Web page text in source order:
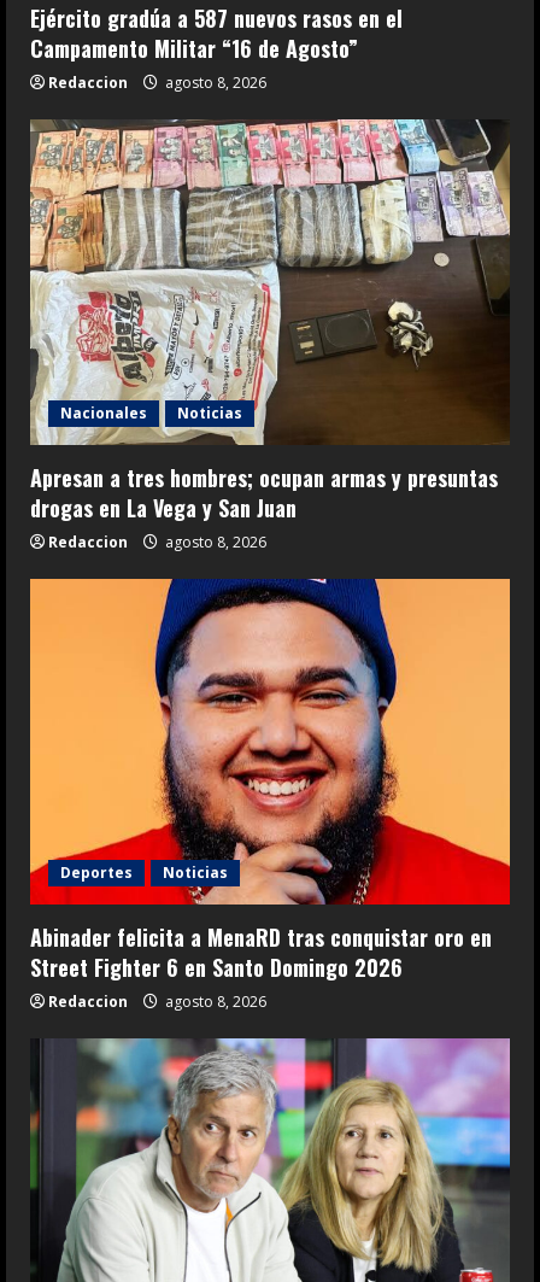
Ejército gradúa a 587 nuevos rasos en el
Campamento Militar “16 de Agosto”
Redaccion agosto 8, 2026
Nacionales Noticias
Apresan a tres hombres; ocupan armas y presuntas
drogas en La Vega y San Juan
Redaccion agosto 8, 2026
Deportes Noticias
Abinader felicita a MenaRD tras conquistar oro en
Street Fighter 6 en Santo Domingo 2026
Redaccion agosto 8, 2026